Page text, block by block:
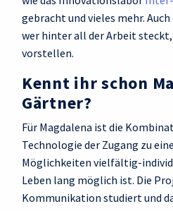
gebracht und vieles mehr. Auch
wer hinter all der Arbeit
vorstellen.
Kennt ihr schon
Gärtner?
Für Magdalena ist die
Technologie der Zugang zu
Möglichkeiten vielfältig-
Leben lang möglich ist. Die
Kommunikation studiert und